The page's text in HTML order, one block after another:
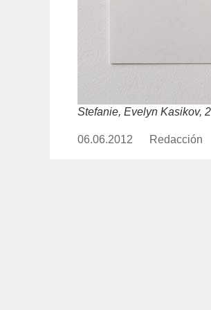
Stefanie, Evelyn Kasikov,
Publicado
06.06.2012 https://
Redacción